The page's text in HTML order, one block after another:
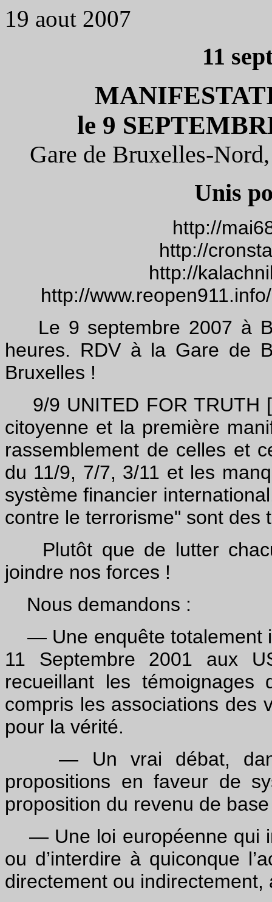
19 aout 2007
11
le 9
Gare de Bruxelles-
Unis
http://
http://
http://
http://
Le 9 septembre 2007 à
heures. RDV à la Gare de
Bruxelles !
9/9 UNITED FOR TRUTH
citoyenne et la première
rassemblement de celles et
du 11/9, 7/7, 3/11 et les
système financier
contre le terrorisme" sont
Plutôt que de lutter
joindre nos forces !
Nous demandons :
— Une enquête totalement
11 Septembre 2001 aux
recueillant les
compris les associations des
pour la vérité.
— Un vrai débat, dans
propositions en faveur de
proposition du revenu de
— Une loi européenne qui
ou d’interdire à quiconque
directement ou indirectement,